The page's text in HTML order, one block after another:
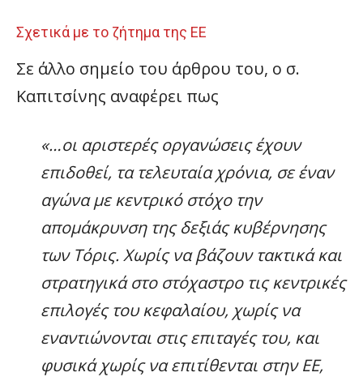
Σχετικά με το ζήτημα της ΕΕ
Σε άλλο σημείο του άρθρου του, ο σ.
Καπιτσίνης αναφέρει πως
«…οι αριστερές οργανώσεις έχουν
επιδοθεί, τα τελευταία χρόνια, σε έναν
αγώνα με κεντρικό στόχο την
απομάκρυνση της δεξιάς κυβέρνησης
των Τόρις. Χωρίς να βάζουν τακτικά και
στρατηγικά στο στόχαστρο τις κεντρικές
επιλογές του κεφαλαίου, χωρίς να
εναντιώνονται στις επιταγές του, και
φυσικά χωρίς να επιτίθενται στην ΕΕ,